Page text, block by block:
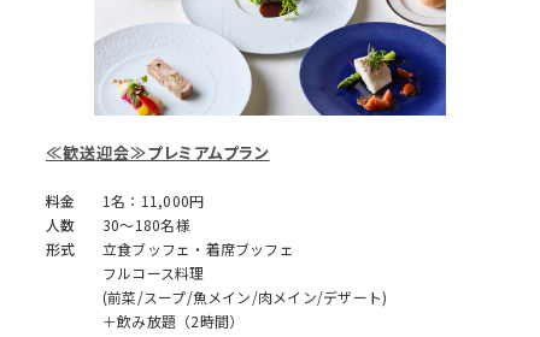
≪歓送迎会≫プレミアムプラン
料金
1名：11,000円
人数
30～180名様
形式
立食ブッフェ・着席ブッフェ
フルコース料理
(前菜/スープ/魚メイン/肉メイン/デザート)
＋飲み放題（2時間）